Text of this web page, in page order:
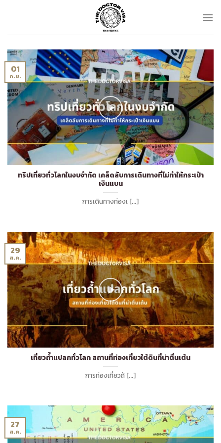
ทริปเที่ยวทั่วโลกในงบจำกัด เคล็ดลับการเดินทางที่ไม่ทำให้กระเป๋า
เงินแบน
การเดินทางท่องเ [...]
01
ก.ย.
เที่ยวถ้ำแปลกทั่วโลก สถานที่ท่องเที่ยวใต้ดินที่น่าตื่นเต้น
การท่องเที่ยวถ้ [...]
29
ส.ค.
27
ส.ค.